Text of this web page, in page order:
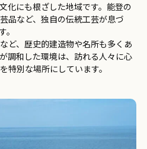
化にも根ざした地域です。能登の
品など、独自の伝統工芸が息づ
ど、歴史的建造物や名所も多くあ
調和した環境は、訪れる人々に心
特別な場所にしています。